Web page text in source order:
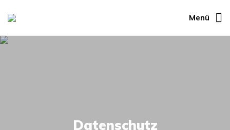
Menü
Datenschutz